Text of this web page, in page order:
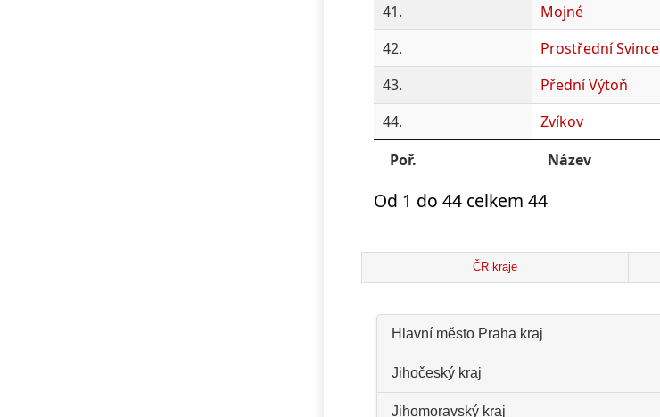
41.
Mojné
42.
Prostřední Svince
43.
Přední Výtoň
44.
Zvíkov
Poř.
Název
Od 1 do 44 celkem 44
ČR kraje
Hlavní město Praha kraj
Jihočeský kraj
Jihomoravský kraj